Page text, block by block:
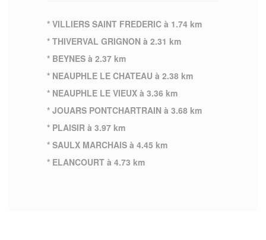
* VILLIERS SAINT FREDERIC à 1.74 km
* THIVERVAL GRIGNON à 2.31 km
* BEYNES à 2.37 km
* NEAUPHLE LE CHATEAU à 2.38 km
* NEAUPHLE LE VIEUX à 3.36 km
* JOUARS PONTCHARTRAIN à 3.68 km
* PLAISIR à 3.97 km
* SAULX MARCHAIS à 4.45 km
* ELANCOURT à 4.73 km